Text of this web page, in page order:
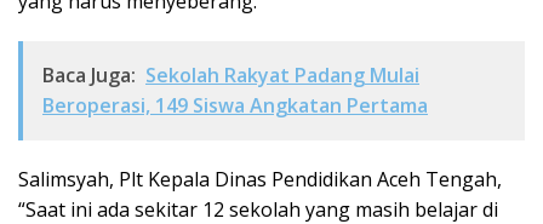
Baca Juga: Sekolah Rakyat Padang Mulai
Beroperasi, 149 Siswa Angkatan Pertama
Salimsyah, Plt Kepala Dinas Pendidikan Aceh Tengah,
“Saat ini ada sekitar 12 sekolah yang masih belajar di